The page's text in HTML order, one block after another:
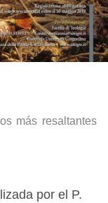
más resaltantes
por el P.